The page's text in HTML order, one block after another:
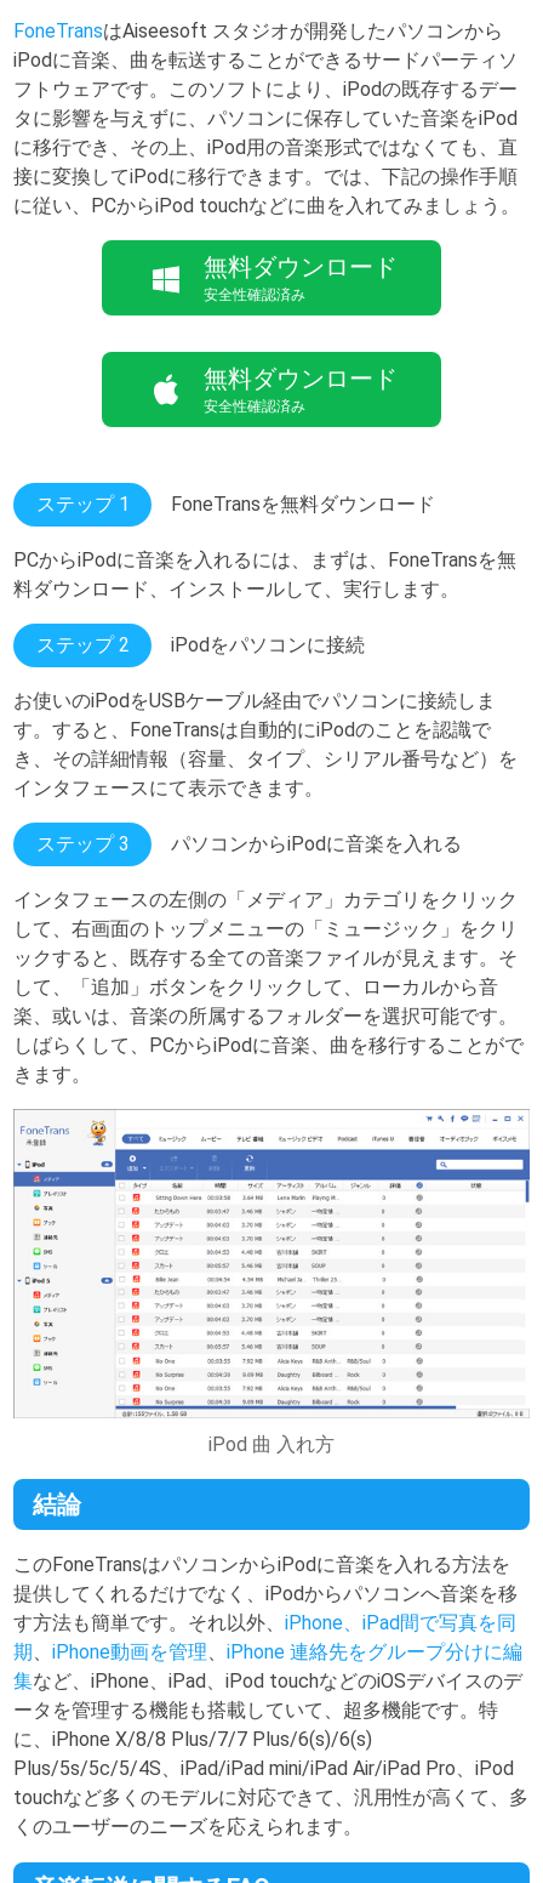
FoneTransはAiseesoft スタジオが開発したパソコンから
iPodに音楽、曲を転送することができるサードパーティソ
フトウェアです。このソフトにより、iPodの既存するデー
タに影響を与えずに、パソコンに保存していた音楽をiPod
に移行でき、その上、iPod用の音楽形式ではなくても、直
接に変換してiPodに移行できます。では、下記の操作手順
に従い、PCからiPod touchなどに曲を入れてみましょう。
無料ダウンロード
安全性確認済み
無料ダウンロード
安全性確認済み
ステップ 1 FoneTransを無料ダウンロード
PCからiPodに音楽を入れるには、まずは、FoneTransを無
料ダウンロード、インストールして、実行します。
ステップ 2 iPodをパソコンに接続
お使いのiPodをUSBケーブル経由でパソコンに接続しま
す。すると、FoneTransは自動的にiPodのことを認識で
き、その詳細情報（容量、タイプ、シリアル番号など）を
インタフェースにて表示できます。
ステップ 3 パソコンからiPodに音楽を入れる
インタフェースの左側の「メディア」カテゴリをクリック
して、右画面のトップメニューの「ミュージック」をクリ
ックすると、既存する全ての音楽ファイルが見えます。そ
して、「追加」ボタンをクリックして、ローカルから音
楽、或いは、音楽の所属するフォルダーを選択可能です。
しばらくして、PCからiPodに音楽、曲を移行することがで
きます。
iPod 曲 入れ方
結論
このFoneTransはパソコンからiPodに音楽を入れる方法を
提供してくれるだけでなく、iPodからパソコンへ音楽を移
す方法も簡単です。それ以外、iPhone、iPad間で写真を同
期、iPhone動画を管理、iPhone 連絡先をグループ分けに編
集など、iPhone、iPad、iPod touchなどのiOSデバイスのデ
ータを管理する機能も搭載していて、超多機能です。特
に、iPhone X/8/8 Plus/7/7 Plus/6(s)/6(s)
Plus/5s/5c/5/4S、iPad/iPad mini/iPad Air/iPad Pro、iPod
touchなど多くのモデルに対応できて、汎用性が高くて、多
くのユーザーのニーズを応えられます。